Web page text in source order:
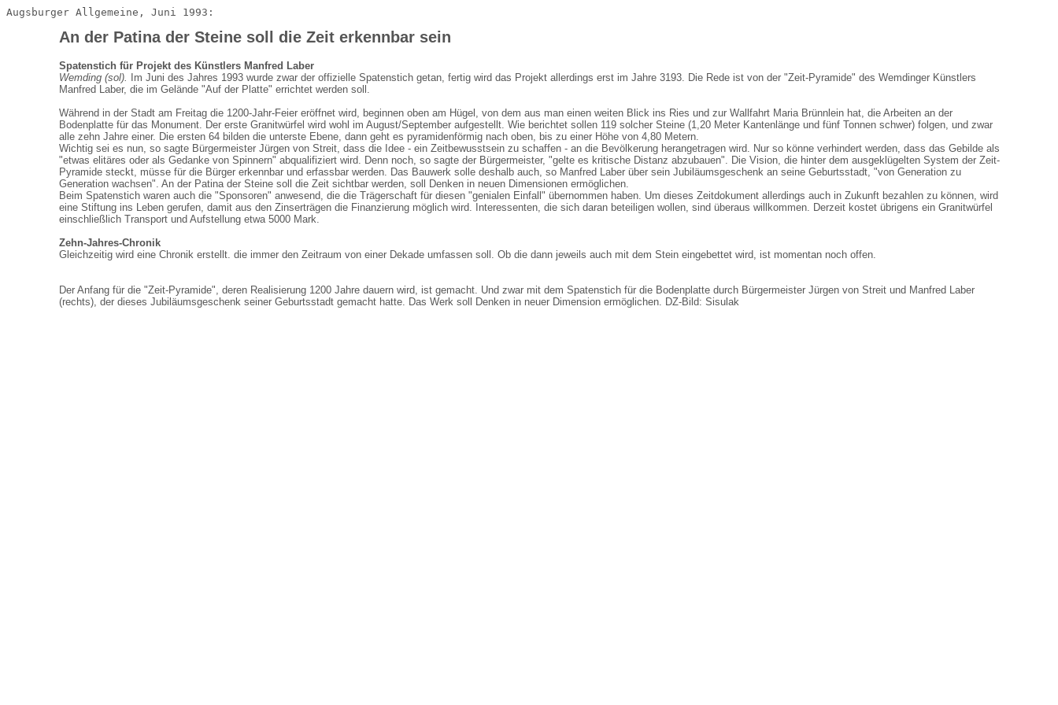
Augsburger Allgemeine, Juni 1993:
An der Patina der Steine soll die Zeit erkennbar sein
Spatenstich für Projekt des Künstlers Manfred Laber
Wemding (sol). Im Juni des Jahres 1993 wurde zwar der offizielle Spatenstich getan, fertig wird das Projekt allerdings erst im Jahre 3193. Die Rede ist von der "Zeit-Pyramide" des Wemdinger Künstlers
Manfred Laber, die im Gelände "Auf der Platte" errichtet werden soll.
Während in der Stadt am Freitag die 1200-Jahr-Feier eröffnet wird, beginnen oben am Hügel, von dem aus man einen weiten Blick ins Ries und zur Wallfahrt Maria Brünnlein hat, die Arbeiten an der
Bodenplatte für das Monument. Der erste Granitwürfel wird wohl im August/September aufgestellt. Wie berichtet sollen 119 solcher Steine (1,20 Meter Kantenlänge und fünf Tonnen schwer) folgen, und zwar
alle zehn Jahre einer. Die ersten 64 bilden die unterste Ebene, dann geht es pyramidenförmig nach oben, bis zu einer Höhe von 4,80 Metern.
Wichtig sei es nun, so sagte Bürgermeister Jürgen von Streit, dass die Idee - ein Zeitbewusstsein zu schaffen - an die Bevölkerung herangetragen wird. Nur so könne verhindert werden, dass das Gebilde als
"etwas elitäres oder als Gedanke von Spinnern" abqualifiziert wird. Denn noch, so sagte der Bürgermeister, "gelte es kritische Distanz abzubauen". Die Vision, die hinter dem ausgeklügelten System der Zeit-
Pyramide steckt, müsse für die Bürger erkennbar und erfassbar werden. Das Bauwerk solle deshalb auch, so Manfred Laber über sein Jubiläumsgeschenk an seine Geburtsstadt, "von Generation zu
Generation wachsen". An der Patina der Steine soll die Zeit sichtbar werden, soll Denken in neuen Dimensionen ermöglichen.
Beim Spatenstich waren auch die "Sponsoren" anwesend, die die Trägerschaft für diesen "genialen Einfall" übernommen haben. Um dieses Zeitdokument allerdings auch in Zukunft bezahlen zu können, wird
eine Stiftung ins Leben gerufen, damit aus den Zinserträgen die Finanzierung möglich wird. Interessenten, die sich daran beteiligen wollen, sind überaus willkommen. Derzeit kostet übrigens ein Granitwürfel
einschließlich Transport und Aufstellung etwa 5000 Mark.
Zehn-Jahres-Chronik
Gleichzeitig wird eine Chronik erstellt. die immer den Zeitraum von einer Dekade umfassen soll. Ob die dann jeweils auch mit dem Stein eingebettet wird, ist momentan noch offen.
Der Anfang für die "Zeit-Pyramide", deren Realisierung 1200 Jahre dauern wird, ist gemacht. Und zwar mit dem Spatenstich für die Bodenplatte durch Bürgermeister Jürgen von Streit und Manfred Laber
(rechts), der dieses Jubiläumsgeschenk seiner Geburtsstadt gemacht hatte. Das Werk soll Denken in neuer Dimension ermöglichen. DZ-Bild: Sisulak